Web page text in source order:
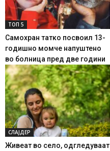
ТОП 5
Самохран татко посвоил 13-
годишно момче напуштено
во болница пред две години
СЛАЈДЕР
Живеат во село, одгледуваат